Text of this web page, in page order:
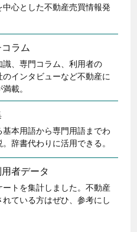
心とした不動産売買情報発
ラム
、専門コラム、利用者の
インタビューなど不動産に
載。
本用語から専門用語までわ
辞書代わりに活用できる。
者データ
トを集計しました。不動産
ている方はぜひ、参考にし